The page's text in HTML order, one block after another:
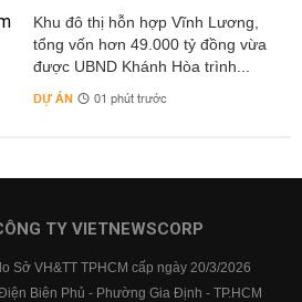
Khu đô thị hỗn hợp Vĩnh Lương,
tổng vốn hơn 49.000 tỷ đồng vừa
được UBND Khánh Hòa trình...
DỰ ÁN 01 phút trước
TY VIETNEWSCORP
Sở VH&TT TPHCM cấp ngày 20/3/2026
Biên Phủ - Phường Gia Định - TP.HCM